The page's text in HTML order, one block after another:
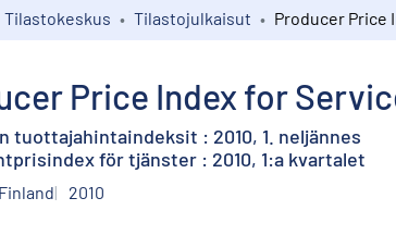
Tilastokeskus Tilastojulkaisut
Price Index for
tuottajahintaindeksit : 2010, 1. neljännes
för tjänster : 2010, 1:a kvartalet
2010